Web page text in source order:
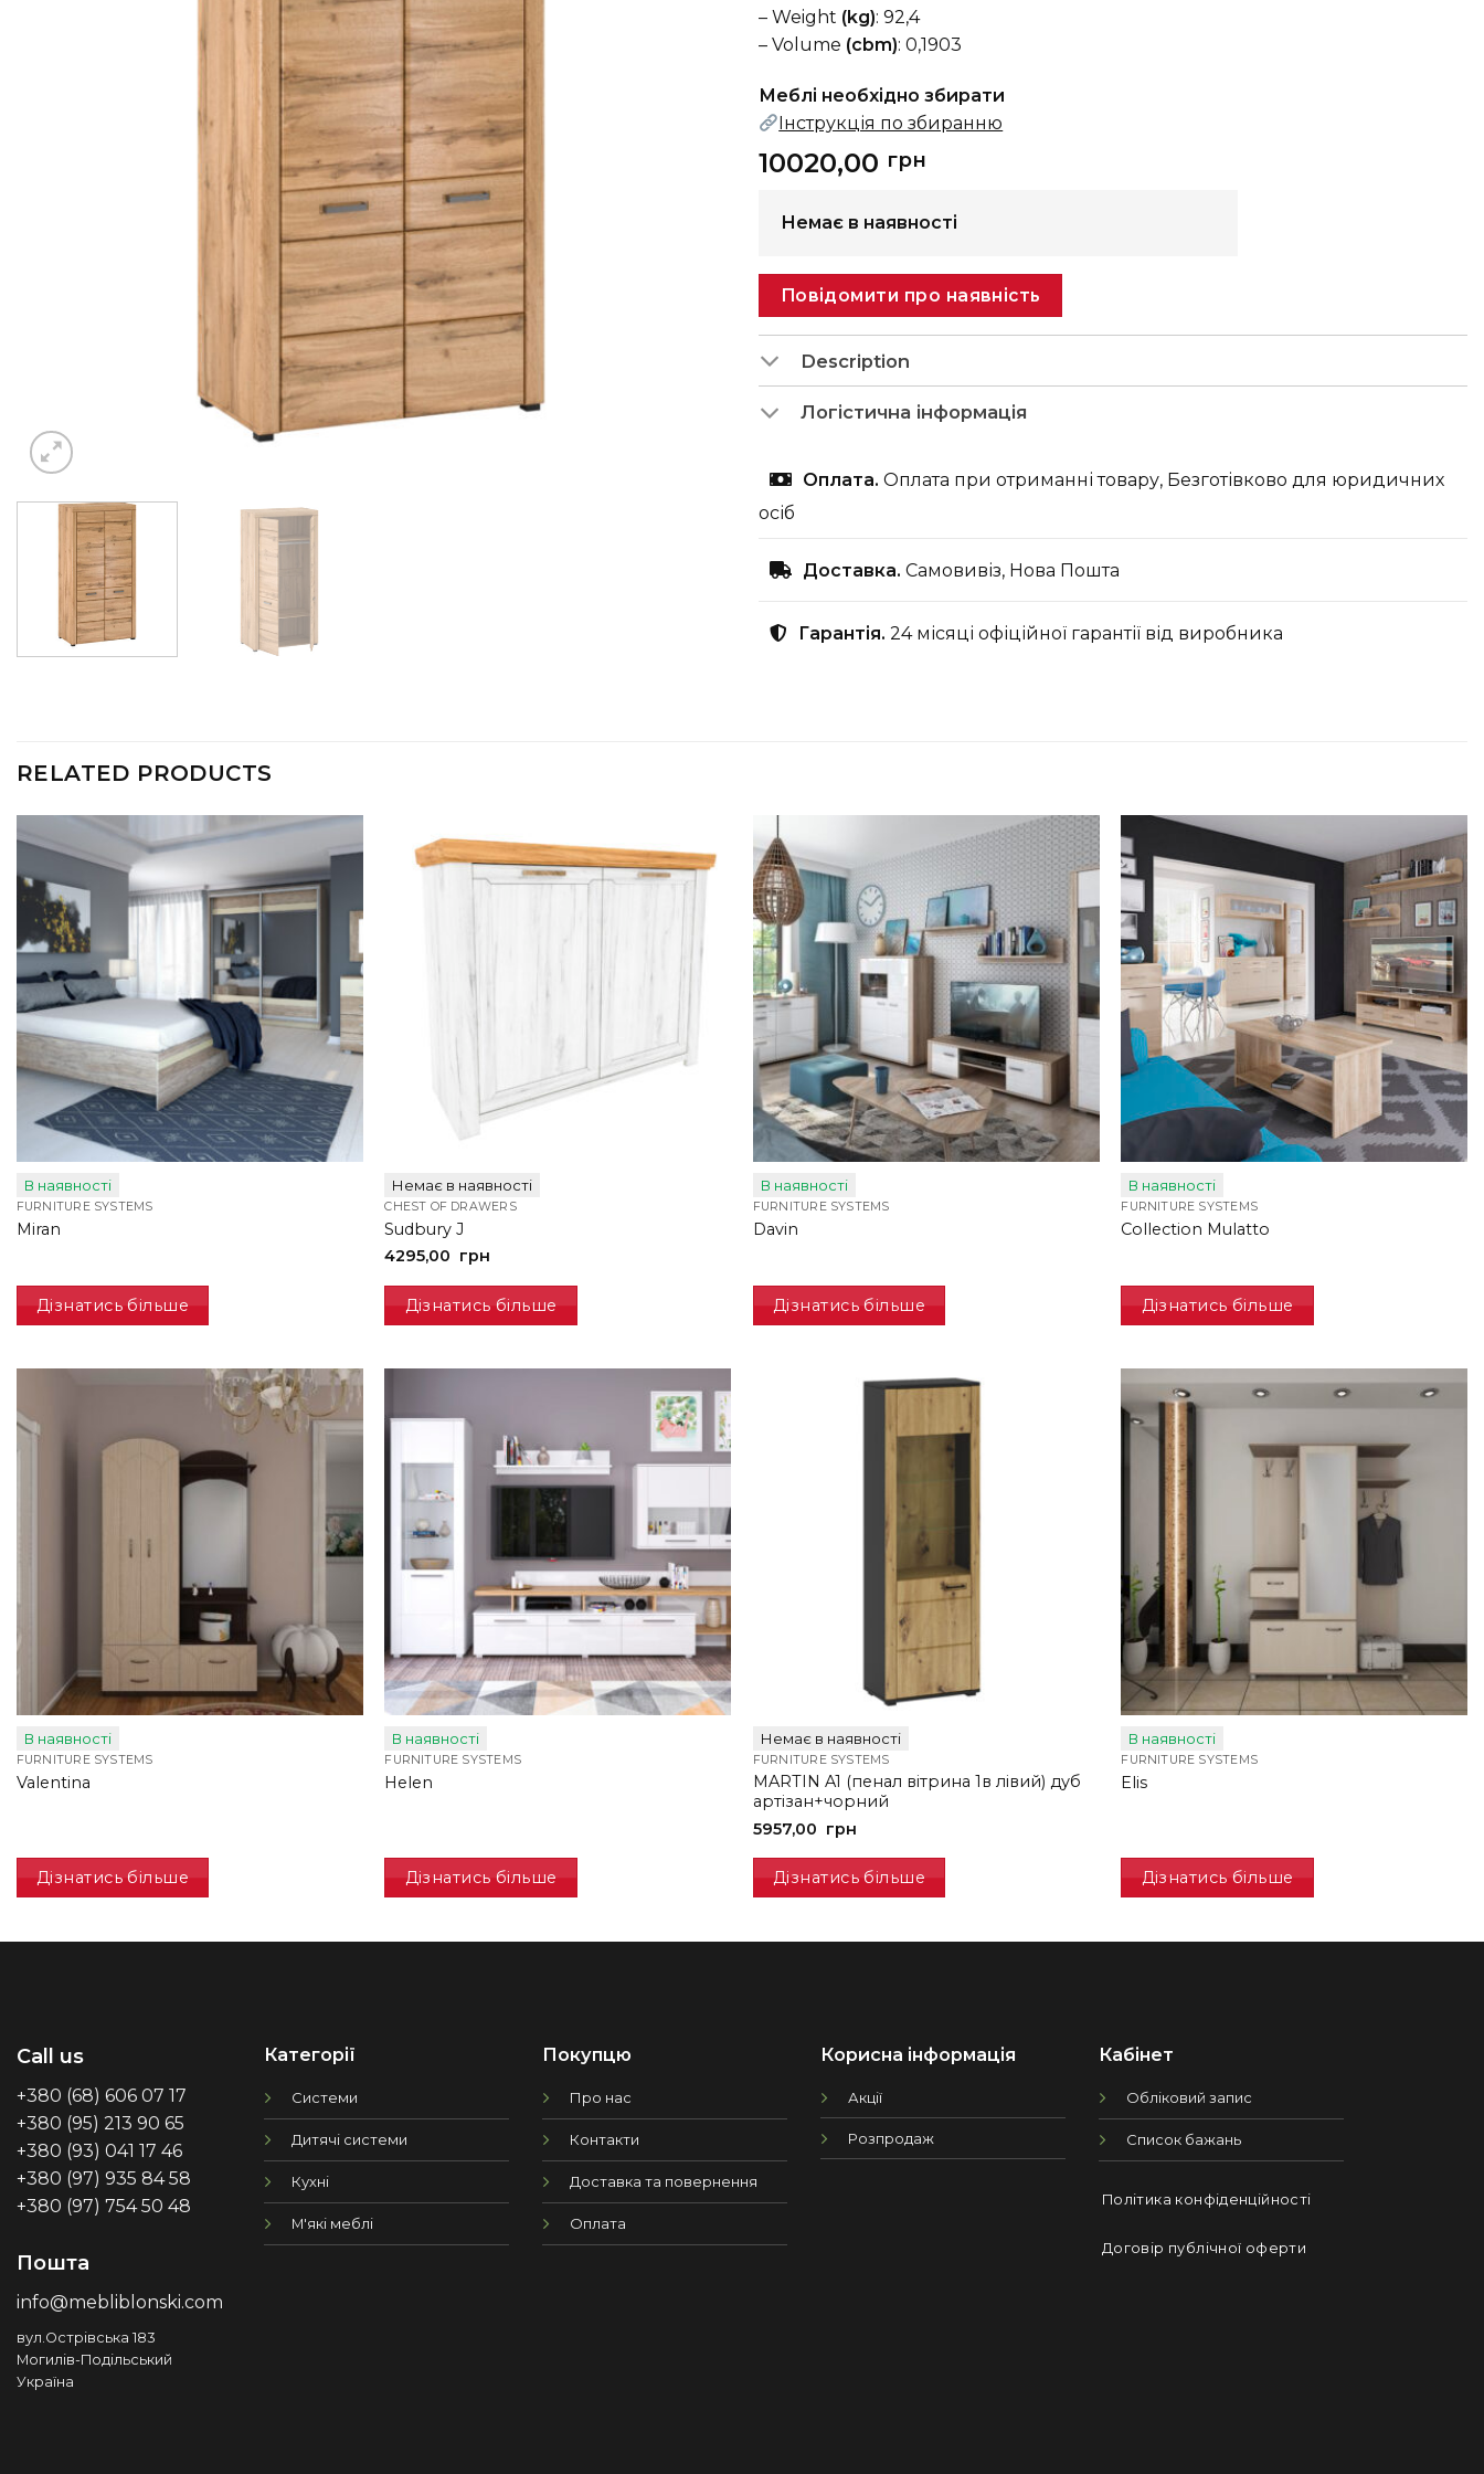
– Weight (kg): 92,4
– Volume (cbm): 0,1903
Меблі необхідно збирати
Інструкція по збиранню
10020,00 грн
Немає в наявності
Повідомити про наявність
Description
Логістична інформація
Оплата. Оплата при отриманні товару, Безготівково для юридичних
осіб
Доставка. Самовивіз, Нова Пошта
Гарантія. 24 місяці офіційної гарантії від виробника
RELATED PRODUCTS
В наявності
FURNITURE SYSTEMS
Miran
Дізнатись більше
Немає в наявності
CHEST OF DRAWERS
Sudbury J
4295,00 грн
Дізнатись більше
В наявності
FURNITURE SYSTEMS
Davin
Дізнатись більше
В наявності
FURNITURE SYSTEMS
Collection Mulatto
Дізнатись більше
В наявності
FURNITURE SYSTEMS
Valentina
Дізнатись більше
В наявності
FURNITURE SYSTEMS
Helen
Дізнатись більше
Немає в наявності
FURNITURE SYSTEMS
MARTIN A1 (пенал вітрина 1в лівий) дуб
артізан+чорний
5957,00 грн
Дізнатись більше
В наявності
FURNITURE SYSTEMS
Elis
Дізнатись більше
Call us
+380 (68) 606 07 17
+380 (95) 213 90 65
+380 (93) 041 17 46
+380 (97) 935 84 58
+380 (97) 754 50 48
Пошта
info@mebliblonski.com
вул.Острівська 183
Могилів-Подільський
Україна
Категорії
Системи
Дитячі системи
Кухні
М'які меблі
Покупцю
Про нас
Контакти
Доставка та повернення
Оплата
Корисна інформація
Акції
Розпродаж
Кабінет
Обліковий запис
Список бажань
Політика конфіденційності
Договір публічної оферти